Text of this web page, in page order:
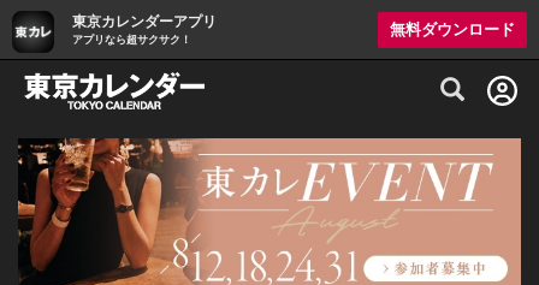
東京カレンダーアプリ
アプリなら超サクサク！
無料ダウンロード
グルメ情報・プレミアムレストラン予約